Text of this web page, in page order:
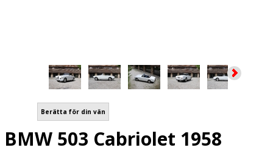
Berätta för din vän
BMW 503 Cabriolet 1958